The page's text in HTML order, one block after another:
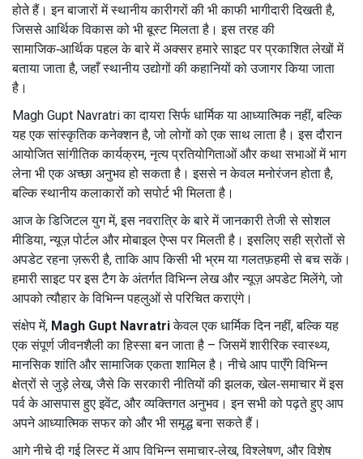
होते हैं। इन बाजारों में स्थानीय कारीगरों की भी काफी भागीदारी दिखती है,
जिससे आर्थिक विकास को भी बूस्ट मिलता है। इस तरह की
सामाजिक‑आर्थिक पहल के बारे में अक्सर हमारे साइट पर प्रकाशित लेखों में
बताया जाता है, जहाँ स्थानीय उद्योगों की कहानियों को उजागर किया जाता
है।
Magh Gupt Navratri का दायरा सिर्फ धार्मिक या आध्यात्मिक नहीं, बल्कि
यह एक सांस्कृतिक कनेक्शन है, जो लोगों को एक साथ लाता है। इस दौरान
आयोजित सांगीतिक कार्यक्रम, नृत्य प्रतियोगिताओं और कथा सभाओं में भाग
लेना भी एक अच्छा अनुभव हो सकता है। इससे न केवल मनोरंजन होता है,
बल्कि स्थानीय कलाकारों को सपोर्ट भी मिलता है।
आज के डिजिटल युग में, इस नवरात्रि के बारे में जानकारी तेजी से सोशल
मीडिया, न्यूज़ पोर्टल और मोबाइल ऐप्स पर मिलती है। इसलिए सही स्रोतों से
अपडेट रहना ज़रूरी है, ताकि आप किसी भी भ्रम या गलतफ़हमी से बच सकें।
हमारी साइट पर इस टैग के अंतर्गत विभिन्न लेख और न्यूज़ अपडेट मिलेंगे, जो
आपको त्यौहार के विभिन्न पहलुओं से परिचित कराएंगे।
संक्षेप में, Magh Gupt Navratriकेवल एक धार्मिक दिन नहीं, बल्कि यह
एक संपूर्ण जीवनशैली का हिस्सा बन जाता है – जिसमें शारीरिक स्वास्थ्य,
मानसिक शांति और सामाजिक एकता शामिल है। नीचे आप पाएँगे विभिन्न
क्षेत्रों से जुड़े लेख, जैसे कि सरकारी नीतियों की झलक, खेल‑समाचार में इस
पर्व के आसपास हुए इवेंट, और व्यक्तिगत अनुभव। इन सभी को पढ़ते हुए आप
अपने आध्यात्मिक सफर को और भी समृद्ध बना सकते हैं।
आगे नीचे दी गई लिस्ट में आप विभिन्न समाचार‑लेख, विश्लेषण, और विशेष